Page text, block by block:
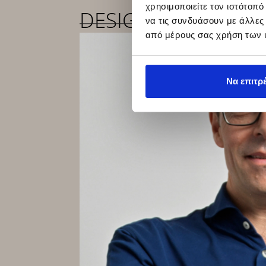
χρησιμοποιείτε τον
να τις συνδυάσουν με
από μέρους σας χρήση των
Να
DESIGNER